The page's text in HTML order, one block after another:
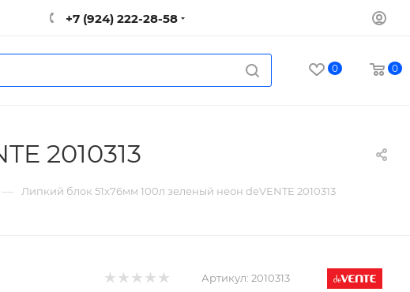
+7 (924) 222-28-58
0 0
2010313
— Липкий блок 51х76мм 100л зеленый неон deVENTE 2010313
Артикул: 2010313